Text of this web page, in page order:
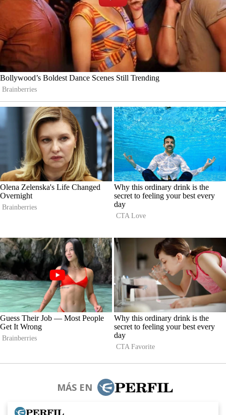
MÁS EN